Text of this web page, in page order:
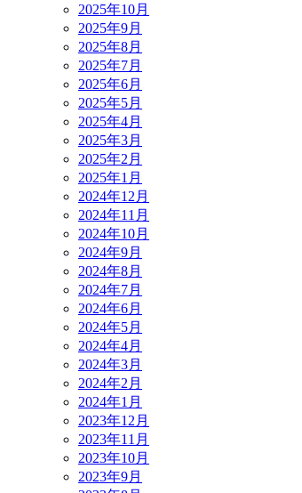
2025年10月
2025年9月
2025年8月
2025年7月
2025年6月
2025年5月
2025年4月
2025年3月
2025年2月
2025年1月
2024年12月
2024年11月
2024年10月
2024年9月
2024年8月
2024年7月
2024年6月
2024年5月
2024年4月
2024年3月
2024年2月
2024年1月
2023年12月
2023年11月
2023年10月
2023年9月